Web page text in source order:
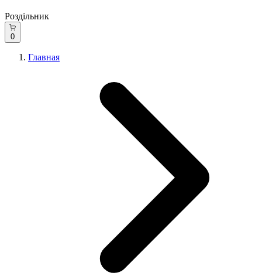
Роздільник
0
Главная